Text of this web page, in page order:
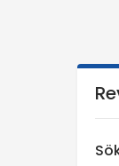
r